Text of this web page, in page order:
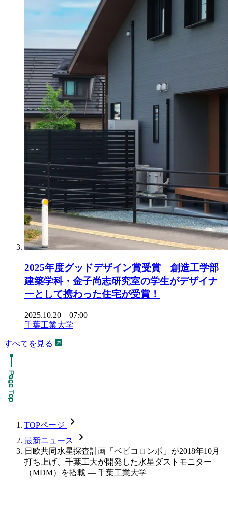
2025年度グッドデザイン賞受賞 創造工学部
建築学科・金子尚志研究室の学生がデザイナ
ーとして携わった住宅が受賞！
2025.10.20 07:00
千葉工業大学
すべてを見る
TOPページ chevron_forward
最新ニュース chevron_forward
日欧共同水星探査計画「ベピコロンボ」が2018年10月
打ち上げ、千葉工大が開発した水星ダストモニター
（MDM）を搭載 — 千葉工業大学